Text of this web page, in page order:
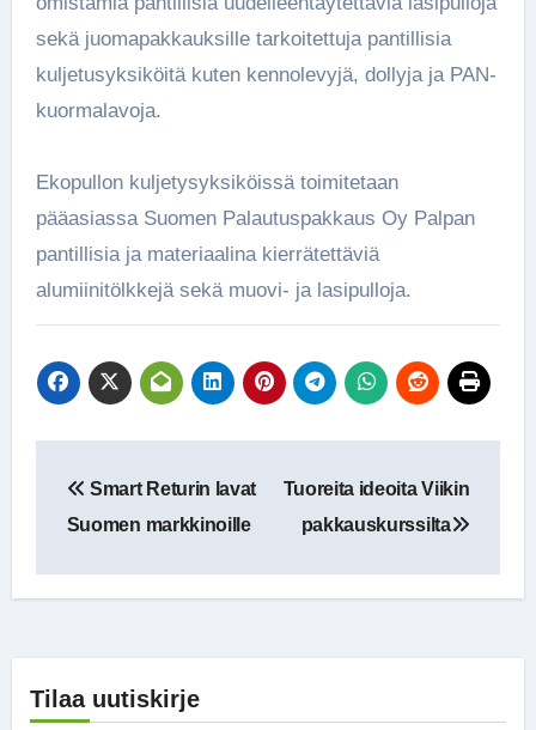
sekä juomapakkauksille tarkoitettuja pantillisia
kuljetusyksiköitä kuten kennolevyjä, dollyja ja PAN-
kuormalavoja.
Ekopullon kuljetysyksiköissä toimitetaan
pääasiassa Suomen Palautuspakkaus Oy Palpan
pantillisia ja materiaalina kierrätettäviä
alumiinitölkkejä sekä muovi- ja lasipulloja.
selaus
Smart Returin lavat
Suomen markkinoille
Tuoreita ideoita Viikin
pakkauskurssilta
Tilaa uutiskirje